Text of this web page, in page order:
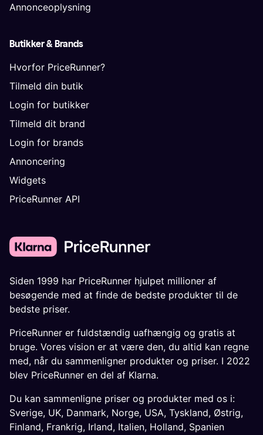
Annonceoplysning
Butikker & Brands
Hvorfor PriceRunner?
Tilmeld din butik
Login for butikker
Tilmeld dit brand
Login for brands
Annoncering
Widgets
PriceRunner API
Siden 1999 har PriceRunner hjulpet millioner af
besøgende med at finde de bedste produkter til de
bedste priser.
PriceRunner er fuldstændig uafhængig og gratis at
bruge. Vores vision er at være den, du altid kan regne
med, når du sammenligner produkter og priser. I 2022
blev PriceRunner en del af Klarna.
Du kan sammenligne priser og produkter med os i:
Sverige, UK, Danmark, Norge, USA, Tyskland, Østrig,
Finland, Frankrig, Irland, Italien, Holland, Spanien